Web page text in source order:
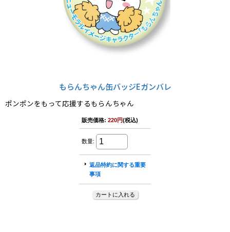
もらんちゃん缶バッジEガンバレ
ポンポンをもって応援するもらんちゃん